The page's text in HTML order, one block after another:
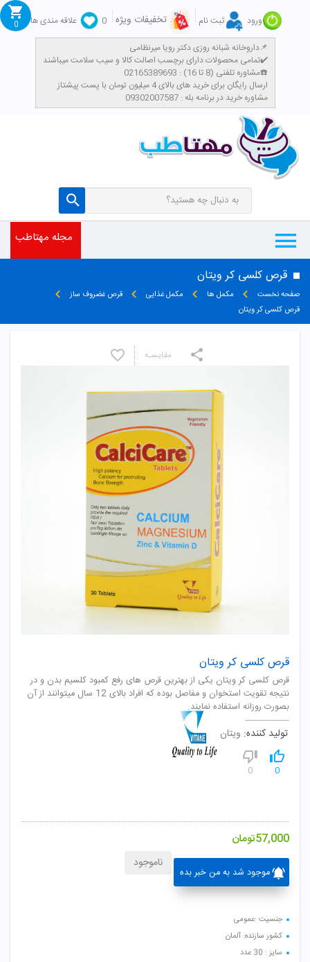
ورود ثبت نام تخفیفات ویژه 0
علاقه مندی ها
داروخانه شبانه روزی دکتر رویا میرنظامی📌
تمامی محصولات دارای برچسب اصالت کالا و سیب سلامت میباشند✔️
مشاوره تلفنی (8 تا 16) : 02165389693☎️
​ارسال رایگان برای خرید های بالای 4 میلیون تومان با پست پیشتاز
مشاوره خرید در برنامه بله : 09302007587
0
مجله مهتاطب
قرص کلسی کر ویتان
صفحه نخست مکمل ها مکمل غذایی
قرص غضروف ساز
قرص کلسی کر ویتان
قرص کلسی کر ویتان
قرص کلسی کر ویتان یکی از بهترین قرص های رفع کمبود کلسیم بدن و در
نتیجه تقویت استخوان و مفاصل بوده که افراد بالای 12 سال میتوانند از آن
بصورت روزانه استفاده نمایند.
تولید کننده: ویتان
0
0
57,000تومان
موجود شد به من خبر بده
ناموجود
مقایسـه
جنسیت :عمومی
کشور سازنده: آلمان
سایز : 30 عدد